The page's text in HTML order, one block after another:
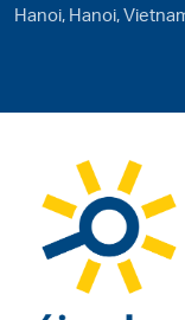
Hanoi, Hanoi,